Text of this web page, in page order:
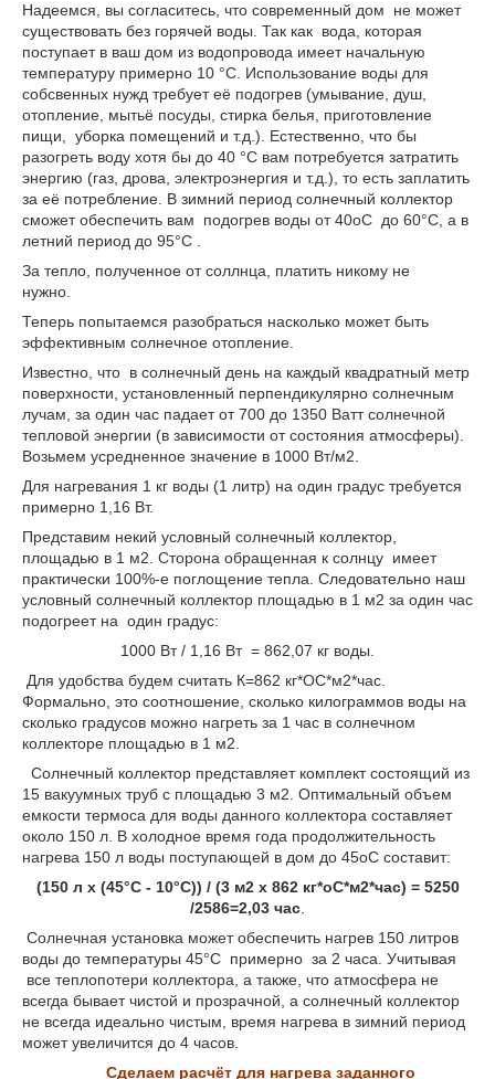
Надеемся, вы согласитесь, что современный дом не может
существовать без горячей воды. Так как вода, которая
поступает в ваш дом из водопровода имеет начальную
температуру примерно 10 °С. Использование воды для
собсвенных нужд требует её подогрев (умывание, душ,
отопление, мытьё посуды, стирка белья, приготовление
пищи, уборка помещений и т.д.). Естественно, что бы
разогреть воду хотя бы до 40 °С вам потребуется затратить
энергию (газ, дрова, электроэнергия и т.д.), то есть заплатить
за её потребление. В зимний период солнечный коллектор
сможет обеспечить вам подогрев воды от 40оС до 60°С, а в
летний период до 95°С .
За тепло, полученное от соллнца, платить никому не
нужно.
Теперь попытаемся разобраться насколько может быть
эффективным солнечное отопление.
Известно, что в солнечный день на каждый квадратный метр
поверхности, установленный перпендикулярно солнечным
лучам, за один час падает от 700 до 1350 Ватт солнечной
тепловой энергии (в зависимости от состояния атмосферы).
Возьмем усредненное значение в 1000 Вт/м2.
Для нагревания 1 кг воды (1 литр) на один градус требуется
примерно 1,16 Вт.
Представим некий условный солнечный коллектор,
площадью в 1 м2. Сторона обращенная к солнцу имеет
практически 100%-е поглощение тепла. Следовательно наш
условный солнечный коллектор площадью в 1 м2 за один час
подогреет на один градус:
1000 Вт / 1,16 Вт = 862,07 кг воды.
Для удобства будем считать К=862 кг*ОС*м2*час.
Формально, это соотношение, сколько килограммов воды на
сколько градусов можно нагреть за 1 час в солнечном
коллекторе площадью в 1 м2.
Солнечный коллектор представляет комплект состоящий из
15 вакуумных труб с площадью 3 м2. Оптимальный объем
емкости термоса для воды данного коллектора составляет
около 150 л. В холодное время года продолжительность
нагрева 150 л воды поступающей в дом до 45оС составит:
(150 л х (45°С - 10°С)) / (3 м2х 862 кг*оС*м2*час) = 5250
/2586=2,03 час.
Солнечная установка может обеспечить нагрев 150 литров
воды до температуры 45°С примерно за 2 часа. Учитывая
все теплопотери коллектора, а также, что атмосфера не
всегда бывает чистой и прозрачной, а солнечный коллектор
не всегда идеально чистым, время нагрева в зимний период
может увеличится до 4 часов.
Сделаем расчёт для нагрева заданного